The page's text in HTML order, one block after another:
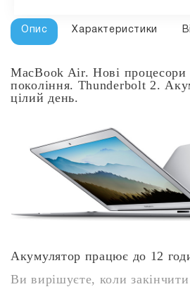
Опис Характеристики
MacBook Air. Нові
покоління. Thunderbolt 2.
цілий день.
Акумулятор працює до 12
Ви вирішуєте, коли